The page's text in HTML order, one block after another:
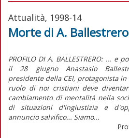
Attualità, 1998-14
Morte di A.
PROFILO DI A. BALLESTRERO: ... e
il 28 giugno Anastasio
presidente della CEI, protagonista
ruolo di noi cristiani deve
cambiamento di mentalità nella
di situazioni d'ingiustizia e
annuncio salvifico... Siamo...